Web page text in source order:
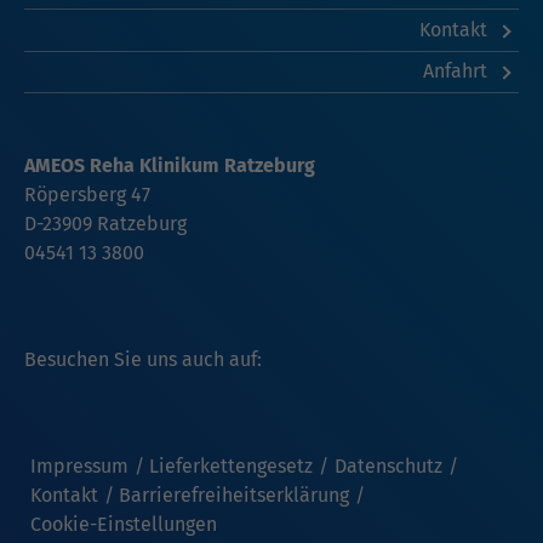
Kontakt
Anfahrt
Besuchen Sie uns auch auf:
Impressum Lieferkettengesetz
Datenschutz
Kontakt
Barrierefreiheitserklärung
Cookie-Einstellungen
AMEOS Reha Klinikum Ratzeburg
Röpersberg 47
D-23909 Ratzeburg
04541 13 3800